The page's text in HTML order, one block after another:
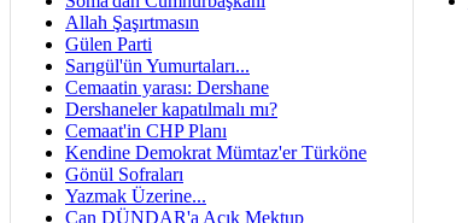
Allah Şaşırtmasın
Gülen Parti
Sarıgül'ün Yumurtaları...
Cemaatin yarası: Dershane
Dershaneler kapatılmalı mı?
Cemaat'in CHP Planı
Kendine Demokrat Mümtaz'er Türköne
Gönül Sofraları
Yazmak Üzerine...
Can DÜNDAR'a Açık Mektup